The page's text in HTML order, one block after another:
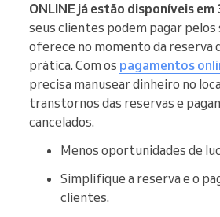
ONLINE já estão disponíveis em
seus clientes podem pagar pelos
oferece no momento da reserva
prática. Com os pagamentos
precisa manusear dinheiro no
transtornos das reservas e
cancelados.
Menos oportunidades de
Simplifique a reserva e o
clientes.